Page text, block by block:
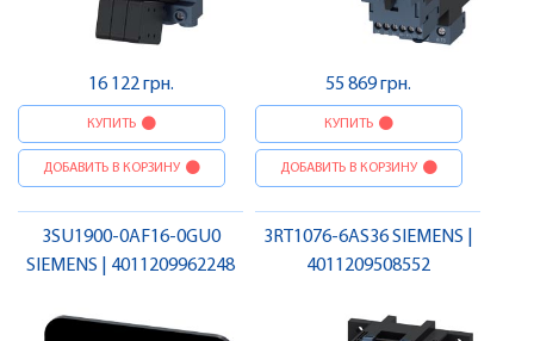
16 122 грн.
КУПИТЬ
ДОБАВИТЬ В КОРЗИНУ
55 869 грн.
КУПИТЬ
ДОБАВИТЬ В КОРЗИНУ
3SU1900-0AF16-0GU0
SIEMENS | 4011209962248
3RT1076-6AS36 SIEMENS |
4011209508552